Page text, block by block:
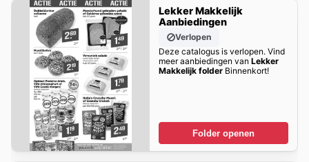
Lekker Makkelijk
Aanbiedingen
Verlopen
Deze catalogus is verlopen. Vind
meer aanbiedingen van Lekker
Makkelijk folderBinnenkort!
Folder openen